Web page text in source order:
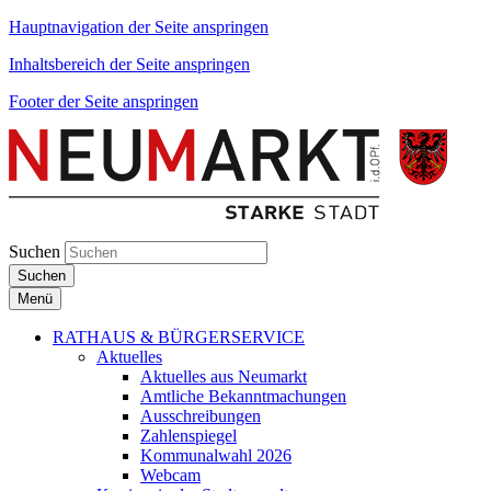
Hauptnavigation der Seite anspringen
Inhaltsbereich der Seite anspringen
Footer der Seite anspringen
Suchen
Suchen
Menü
RATHAUS & BÜRGERSERVICE
Aktuelles
Aktuelles aus Neumarkt
Amtliche Bekanntmachungen
Ausschreibungen
Zahlenspiegel
Kommunalwahl 2026
Webcam